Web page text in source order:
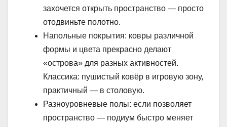
захочется открыть пространство — просто
отодвиньте полотно.
Напольные покрытия: ковры различной
формы и цвета прекрасно делают
«острова» для разных активностей.
Классика: пушистый ковёр в игровую зону,
практичный — в столовую.
Разноуровневые полы: если позволяет
пространство — подиум быстро меняет